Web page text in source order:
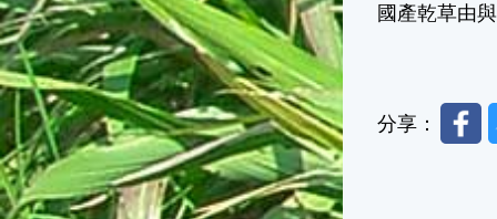
國產乾草由
分享：